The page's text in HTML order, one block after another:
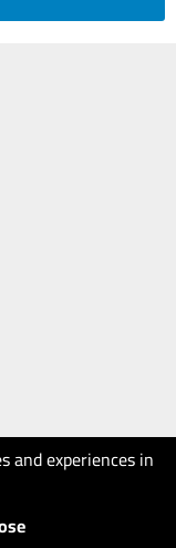
and experiences in